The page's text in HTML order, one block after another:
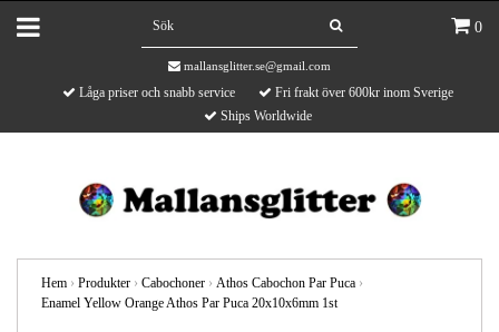
0
mallansglitter.se@gmail.com
Låga priser och snabb service
Fri frakt över 600kr inom Sverige
Ships Worldwide
Hem › Produkter › Cabochoner › Athos Cabochon Par Puca ›
Enamel Yellow Orange Athos Par Puca 20x10x6mm 1st